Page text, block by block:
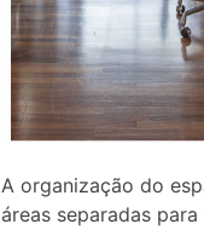
A organização do
áreas separadas